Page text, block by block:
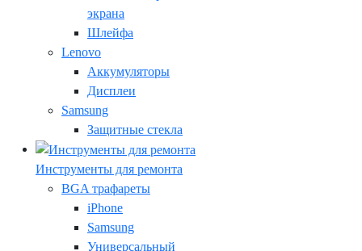
экрана
Шлейфа
Lenovo
Аккумуляторы
Дисплеи
Samsung
Защитные стекла
Инструменты для ремонта
BGA трафареты
iPhone
Samsung
Универсальный